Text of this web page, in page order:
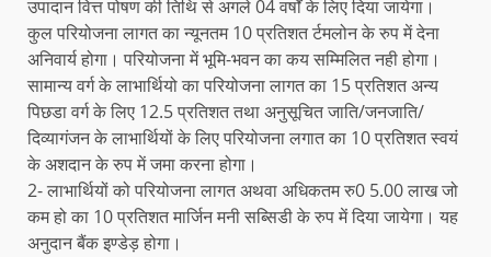
उपादान वित्त पोषण की तिथि से अगले 04 वर्षों के लिए दिया जायेगा।
कुल परियोजना लागत का न्यूनतम 10 प्रतिशत र्टमलोन के रुप में देना
अनिवार्य होगा। परियोजना में भूमि-भवन का कय सम्मिलित नही होगा।
सामान्य वर्ग के लाभार्थियो का परियोजना लागत का 15 प्रतिशत अन्य
पिछडा वर्ग के लिए 12.5 प्रतिशत तथा अनुसूचित जाति/जनजाति/
दिव्यागंजन के लाभार्थियों के लिए परियोजना लगात का 10 प्रतिशत स्वयं
के अशदान के रुप में जमा करना होगा।
2- लाभार्थियों को परियोजना लागत अथवा अधिकतम रु0 5.00 लाख जो
कम हो का 10 प्रतिशत मार्जिन मनी सब्सिडी के रुप में दिया जायेगा। यह
अनुदान बैंक इण्डेड़ होगा।